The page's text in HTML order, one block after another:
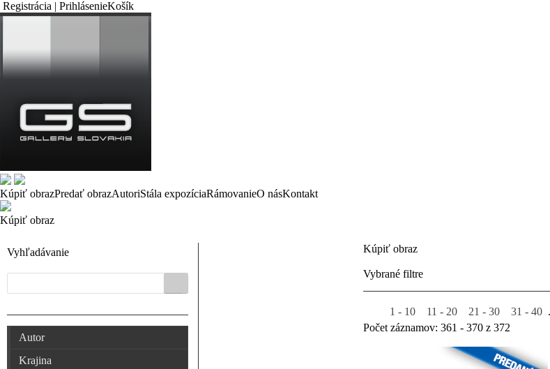
Košík
Registrácia | Prihlásenie
Kúpiť obrazPredať obrazAutoriStála expozíciaRámovanieO násKontakt
Kúpiť obraz
Vyhľadávanie
Autor
Krajina
Kúpiť obraz
Vybrané filtre
1 - 10 11 - 20 21 - 30 31 - 40
Počet záznamov: 361 - 370 z 372